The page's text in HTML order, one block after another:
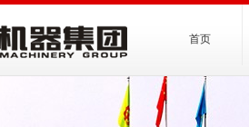
首页